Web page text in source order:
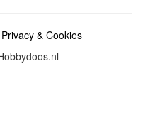
Privacy & Cookies